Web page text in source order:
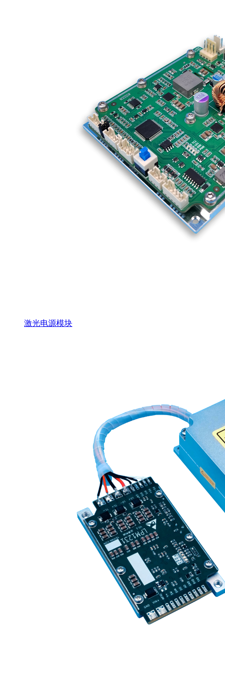
激光电源模块